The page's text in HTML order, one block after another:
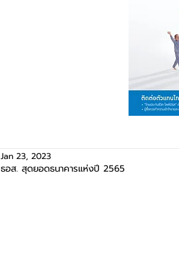
ธอส. สุดยอดธนาคารแห่งปี 2565
Jan 23, 2023